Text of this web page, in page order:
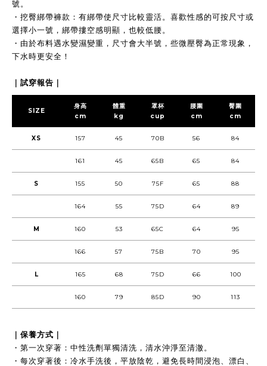
號。
・挖臀綁帶褲款：有綁帶使尺寸比較靈活。喜歡性感的可按尺寸或
選擇小一號，綁帶摟空感明顯，也較低腰。
・由於布料遇水變濕變重，尺寸會大半號，些微壓臀為正常現象，
下水時更安全！
｜試穿報告｜
SIZE
身高
cm
體重
kg
罩杯
cup
腰圍
cm
臀圍
cm
XS 157 45 70B 56 84
161 45 65B 65 84
S 155 50 75F 65 88
164 55 75D 64 89
M 160 53 65C 64 95
166 57 75B 70 95
L 165 68 75D 66 100
160 79 85D 90 113
｜保養方式｜
・第一次穿著：中性洗劑單獨清洗，清水沖淨至清澈。
・每次穿著後：冷水手洗後，平放陰乾，避免長時間浸泡、漂白、